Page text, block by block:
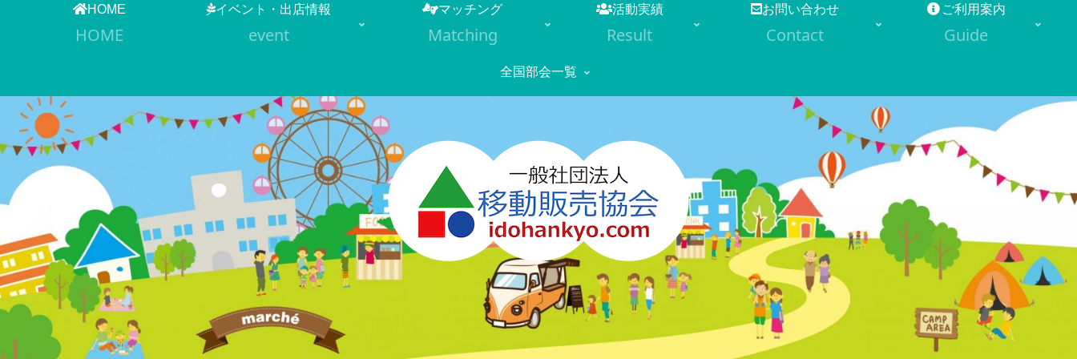
HOME
HOME
イベント・出店情報
event
マッチング
Matching
活動実績
Result
お問い合わせ
Contact
ご利用案内
Guide
全国部会一覧